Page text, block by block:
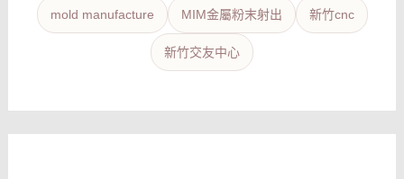
mold manufacture MIM金屬粉末射出 新竹cnc
新竹交友中心